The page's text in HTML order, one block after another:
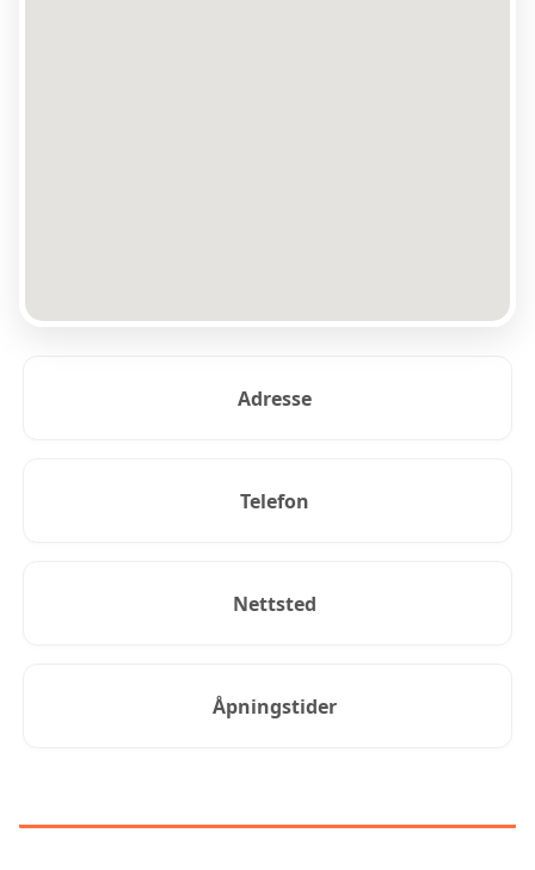
Adresse
Telefon
Nettsted
Åpningstider